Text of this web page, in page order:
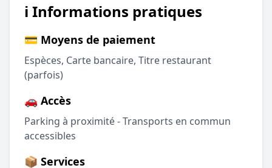
ℹ️ Informations pratiques
💳 Moyens de paiement
Espèces, Carte bancaire, Titre restaurant
(parfois)
🚗 Accès
Parking à proximité - Transports en commun
accessibles
📦 Services